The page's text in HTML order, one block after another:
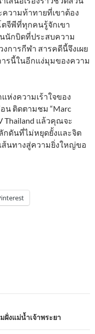
ความท้าทายที่เขาต้อง
ตจีพีที่ทุกคนรู้จักเขา
นักบิดที่ประสบความ
การกีฬา สารคดีนี้จึงเผย
รนี้ในอีกแง่มุมของความ
ห่งความเร้าใจของ
น ติดตามชม “Marc
Thailand แล้วคุณจะ
กดันที่ไม่หยุดยั้งและจิต
นทางสู่ความยิ่งใหญ่ขอ
งแม่น้ำเจ้าพระยา